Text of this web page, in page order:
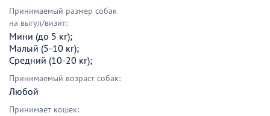
Принимаемый размер собак
на выгул/визит:
Мини (до 5 кг);
Малый (5-10 кг);
Средний (10-20 кг);
Принимаемый возраст собак:
Любой
Принимает кошек: